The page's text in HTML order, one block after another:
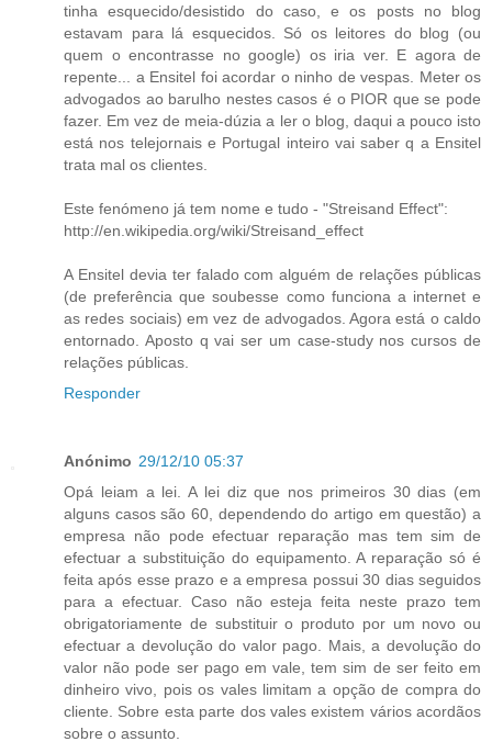
tinha esquecido/desistido do caso, e os posts no blog
estavam para lá esquecidos. Só os leitores do blog (ou
quem o encontrasse no google) os iria ver. E agora de
repente... a Ensitel foi acordar o ninho de vespas. Meter os
advogados ao barulho nestes casos é o PIOR que se pode
fazer. Em vez de meia-dúzia a ler o blog, daqui a pouco isto
está nos telejornais e Portugal inteiro vai saber q a Ensitel
trata mal os clientes.
Este fenómeno já tem nome e tudo - "Streisand Effect":
http://en.wikipedia.org/wiki/Streisand_effect
A Ensitel devia ter falado com alguém de relações públicas
(de preferência que soubesse como funciona a internet e
as redes sociais) em vez de advogados. Agora está o caldo
entornado. Aposto q vai ser um case-study nos cursos de
relações públicas.
Responder
Anónimo 29/12/10 05:37
Opá leiam a lei. A lei diz que nos primeiros 30 dias (em
alguns casos são 60, dependendo do artigo em questão) a
empresa não pode efectuar reparação mas tem sim de
efectuar a substituição do equipamento. A reparação só é
feita após esse prazo e a empresa possui 30 dias seguidos
para a efectuar. Caso não esteja feita neste prazo tem
obrigatoriamente de substituir o produto por um novo ou
efectuar a devolução do valor pago. Mais, a devolução do
valor não pode ser pago em vale, tem sim de ser feito em
dinheiro vivo, pois os vales limitam a opção de compra do
cliente. Sobre esta parte dos vales existem vários acordãos
sobre o assunto.